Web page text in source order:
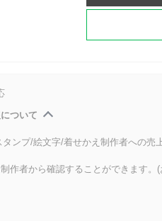
ついて
ンプ/絵文字/着せかえ制作者への売
作者から確認することができます